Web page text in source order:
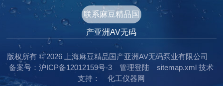
联系麻豆精品国
产亚洲AV无码
版权所有 © 2026 上海麻豆精品国产亚洲AV无码泵业有限公司
备案号：沪ICP备12012159号-3
管理登陆 sitemap.xml 技术
支持：
化工仪器网